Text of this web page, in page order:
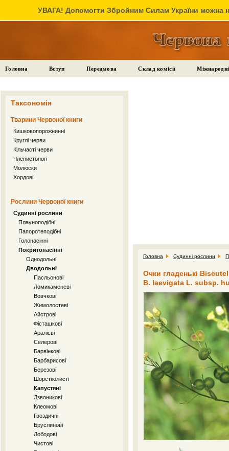
УВАГА! Допомогти Збройним Силам України можна
Головна Вступ Передмова Склад комісії
Таксономія
Тварини Червоної книги
Кишковопорожнинні
Круглі черви
Кільчасті черви
Членистоногі
Молюски
Хордові
Рослини Червоної книги
Судинні рослини
Плауноподібні
Папоротеподібні
Голонасінні
Покритонасінні
Однодольні
Дводольні
Пасльонові
Ломикаменеві
Вовчкові
Жимолостеві
Айстрові
Фісташкові
Аралієві
Селерові
Барвінкові
Барбарисові
Березові
Шорстколисті
Капустяні
Дзвоникові
Клеомові
Гвоздичні
Бруслинові
Лободові
Чистові
Головна Судинні рослини
Очки гладенькі
B. laevigata L. subsp.